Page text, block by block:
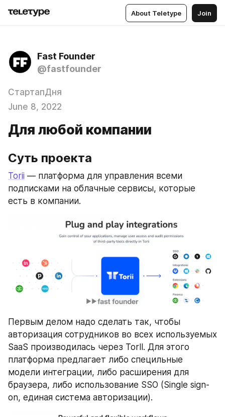
About Teletype Join
Fast Founder
@fastfounder
СтартапДня
June 8, 2022
Для любой компании
Суть проекта
Torii — платформа для управления всеми
подписками на облачные сервисы, которые
есть в компании.
Первым делом надо сделать так, чтобы
авторизация сотрудников во всех используемых
SaaS производилась через Torll. Для этого
платформа предлагает либо специльные
модели интеграции, либо расширения для
браузера, либо использование SSO (Single sign-
on, единая система авторизации).